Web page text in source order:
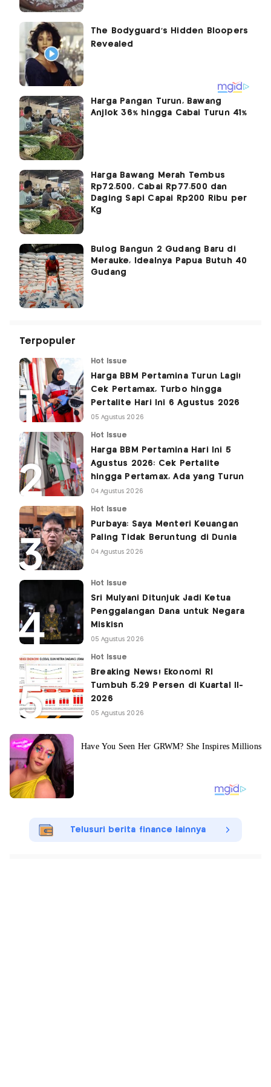
Harga Pangan Turun, Bawang
Anjlok 36% hingga Cabai Turun 41%
Harga Bawang Merah Tembus
Rp72.500, Cabai Rp77.500 dan
Daging Sapi Capai Rp200 Ribu per
Kg
Bulog Bangun 2 Gudang Baru di
Merauke, Idealnya Papua Butuh 40
Gudang
Terpopuler
Hot Issue
Harga BBM Pertamina Turun Lagi!
Cek Pertamax, Turbo hingga
Pertalite Hari Ini 6 Agustus 2026
05 Agustus 2026
Hot Issue
Harga BBM Pertamina Hari Ini 5
Agustus 2026: Cek Pertalite
hingga Pertamax, Ada yang Turun
04 Agustus 2026
Hot Issue
Purbaya: Saya Menteri Keuangan
Paling Tidak Beruntung di Dunia
04 Agustus 2026
Hot Issue
Sri Mulyani Ditunjuk Jadi Ketua
Penggalangan Dana untuk Negara
Miskisn
05 Agustus 2026
Hot Issue
Breaking News! Ekonomi RI
Tumbuh 5,29 Persen di Kuartal II-
2026
05 Agustus 2026
Telusuri berita finance lainnya